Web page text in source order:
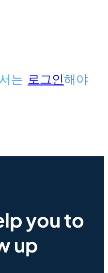
는 로그인해야
you to
up